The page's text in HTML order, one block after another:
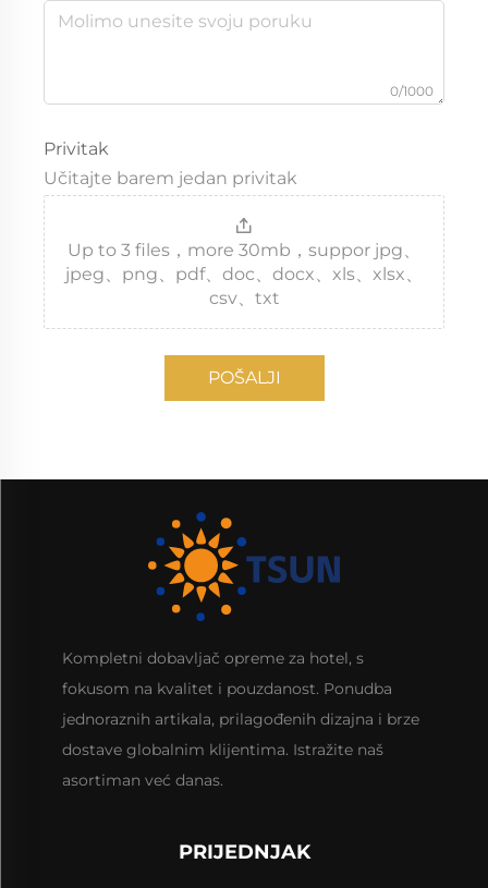
0/1000
Privitak
Učitajte barem jedan privitak
Up to 3 files，more 30mb，suppor jpg、
jpeg、png、pdf、doc、docx、xls、xlsx、
csv、txt
POŠALJI
Kompletni dobavljač opreme za hotel, s
fokusom na kvalitet i pouzdanost. Ponudba
jednoraznih artikala, prilagođenih dizajna i brze
dostave globalnim klijentima. Istražite naš
asortiman već danas.
PRIJEDNJAK